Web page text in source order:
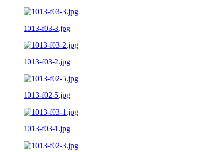
1013-f03-3.jpg
1013-f03-2.jpg
1013-f02-5.jpg
1013-f03-1.jpg